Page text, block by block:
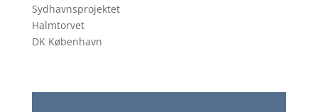
Sydhavnsprojektet
Halmtorvet
DK København